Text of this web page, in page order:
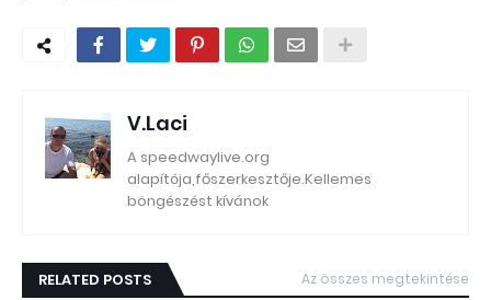
V.Laci
A speedwaylive.org
alapítója,főszerkesztője.Kellemes
böngészést kívánok
RELATED POSTS Az összes megtekintése